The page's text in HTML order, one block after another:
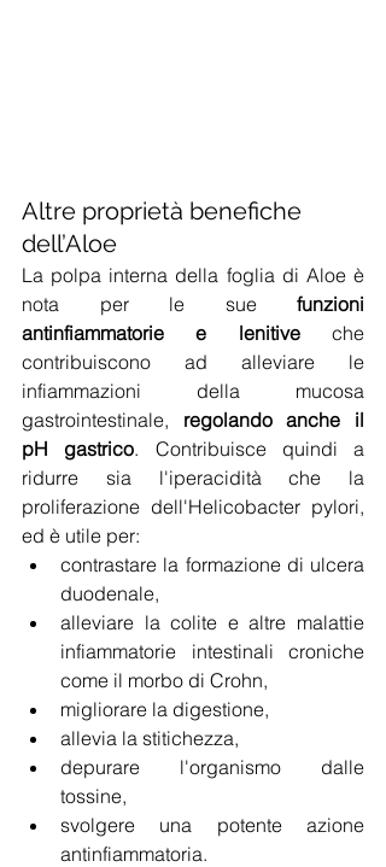
Altre proprietà benefiche
dell’Aloe
La polpa interna della foglia di Aloe è
nota per le sue funzioni
antinfiammatorie e lenitive che
contribuiscono ad alleviare le
infiammazioni della mucosa
gastrointestinale, regolando anche il
pH gastrico. Contribuisce quindi a
ridurre sia l'iperacidità che la
proliferazione dell'Helicobacter pylori,
ed è utile per:
contrastare la formazione di ulcera
duodenale,
alleviare la colite e altre malattie
infiammatorie intestinali croniche
come il morbo di Crohn,
migliorare la digestione,
allevia la stitichezza,
depurare l'organismo dalle
tossine,
svolgere una potente azione
antinfiammatoria.